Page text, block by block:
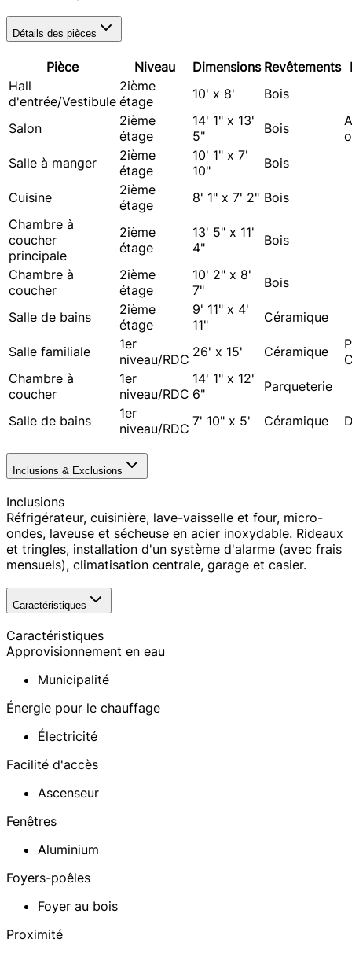
Détails des pièces
Pièce Niveau Dimensions Revêtements
Hall
d'entrée/Vestibule
2ième
étage
10' x 8' Bois
Salon
2ième
étage
14' 1" x 13'
5"
Bois
Salle à manger
2ième
étage
10' 1" x 7'
10"
Bois
Cuisine
2ième
étage
8' 1" x 7' 2" Bois
Chambre à
coucher
principale
2ième
étage
13' 5" x 11'
4"
Bois
Chambre à
coucher
2ième
étage
10' 2" x 8'
7"
Bois
Salle de bains
2ième
étage
9' 11" x 4'
11"
Céramique
Salle familiale
1er
niveau/RDC 26' x 15' Céramique
Chambre à
coucher
1er
niveau/RDC
14' 1" x 12'
6"
Parqueterie
Salle de bains
1er
niveau/RDC 7' 10" x 5' Céramique
Inclusions & Exclusions
Inclusions
Réfrigérateur, cuisinière, lave-vaisselle et four, micro-
ondes, laveuse et sécheuse en acier inoxydable. Rideaux
et tringles, installation d'un système d'alarme (avec frais
mensuels), climatisation centrale, garage et casier.
Caractéristiques
Caractéristiques
Approvisionnement en eau
Municipalité
Énergie pour le chauffage
Électricité
Facilité d'accès
Ascenseur
Fenêtres
Aluminium
Foyers-poêles
Foyer au bois
Proximité